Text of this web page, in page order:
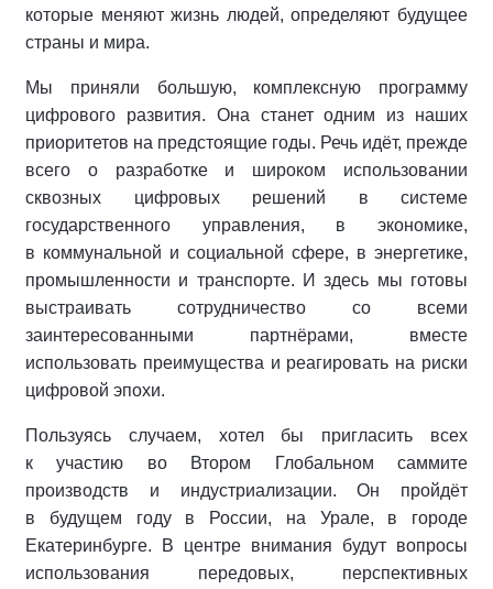
которые меняют жизнь людей, определяют будущее
страны и мира.
Мы приняли большую, комплексную программу
цифрового развития. Она станет одним из наших
приоритетов на предстоящие годы. Речь идёт, прежде
всего о разработке и широком использовании
сквозных цифровых решений в системе
государственного управления, в экономике,
в коммунальной и социальной сфере, в энергетике,
промышленности и транспорте. И здесь мы готовы
выстраивать сотрудничество со всеми
заинтересованными партнёрами, вместе
использовать преимущества и реагировать на риски
цифровой эпохи.
Пользуясь случаем, хотел бы пригласить всех
к участию во Втором Глобальном саммите
производств и индустриализации. Он пройдёт
в будущем году в России, на Урале, в городе
Екатеринбурге. В центре внимания будут вопросы
использования передовых, перспективных